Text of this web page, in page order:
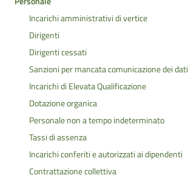
Incarichi amministrativi di vertice
Dirigenti
Dirigenti cessati
Sanzioni per mancata comunicazione dei dati
Incarichi di Elevata Qualificazione
Dotazione organica
Personale non a tempo indeterminato
Tassi di assenza
Incarichi conferiti e autorizzati ai dipendenti
Contrattazione collettiva